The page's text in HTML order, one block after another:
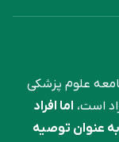
علوم ‌پزشکی
است، اما افراد
عنوان توصیه